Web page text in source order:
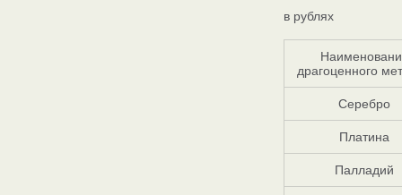
в рублях
драгоценного
Серебро
Платина
Палладий